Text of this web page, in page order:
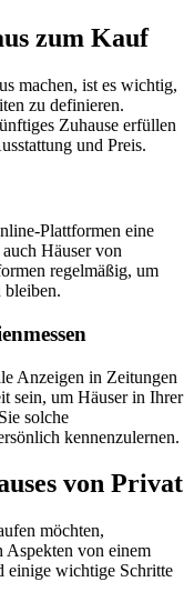
zum Kauf
machen, ist es wichtig,
zu definieren.
Zuhause erfüllen
und Preis.
Plattformen eine
Häuser von
regelmäßig, um
bleiben.
Anzeigen in Zeitungen
sein, um Häuser in Ihrer
solche
kennenzulernen.
von Privat
möchten,
Aspekten von einem
einige wichtige Schritte